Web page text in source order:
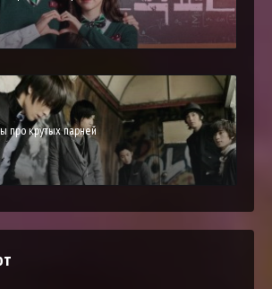
про крутых парней